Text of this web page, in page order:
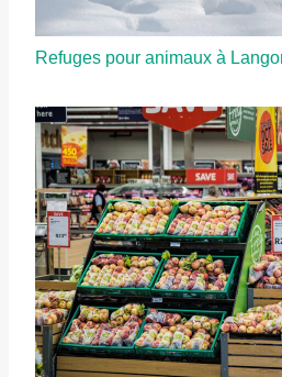
Refuges pour animaux à